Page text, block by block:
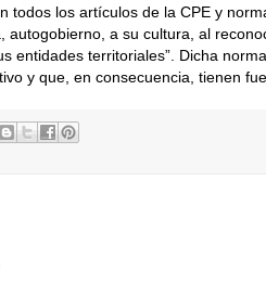
todos los artículos de la CPE y
autogobierno, a su cultura, al
entidades territoriales”. Dicha
y que, en consecuencia, tienen